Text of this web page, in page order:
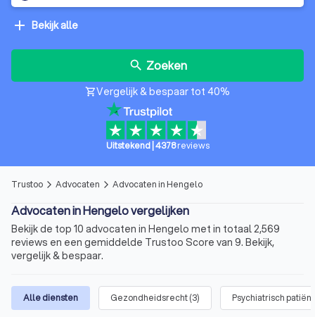
add Bekijk alle
search Zoeken
shopping_cartVergelijk & bespaar tot 40%
Uitstekend| 4378 reviews
Trustoo arrow_forward_ios Advocaten arrow_forward_ios Advocaten in Hengelo
Advocaten in Hengelo vergelijken
Bekijk de top 10 advocaten in Hengelo met in totaal 2,569
reviews en een gemiddelde Trustoo Score van 9. Bekijk,
vergelijk & bespaar.
Alle diensten Gezondheidsrecht(3) Psychiatrisch